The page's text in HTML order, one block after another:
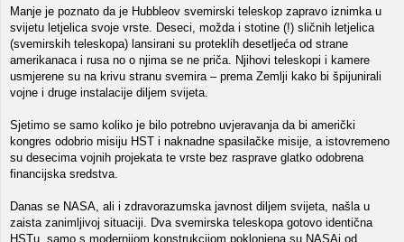
Manje je poznato da je Hubbleov svemirski teleskop zapravo iznimka u
svijetu letjelica svoje vrste. Deseci, možda i stotine (!) sličnih letjelica
(svemirskih teleskopa) lansirani su proteklih desetljeća od strane
amerikanaca i rusa no o njima se ne priča. Njihovi teleskopi i kamere
usmjerene su na krivu stranu svemira – prema Zemlji kako bi špijunirali
vojne i druge instalacije diljem svijeta.
Sjetimo se samo koliko je bilo potrebno uvjeravanja da bi američki
kongres odobrio misiju HST i naknadne spasilačke misije, a istovremeno
su desecima vojnih projekata te vrste bez rasprave glatko odobrena
financijska sredstva.
Danas se NASA, ali i zdravorazumska javnost diljem svijeta, našla u
zaista zanimljivoj situaciji. Dva svemirska teleskopa gotovo identična
HSTu, samo s modernijom konstrukcijom poklonjena su NASAi od